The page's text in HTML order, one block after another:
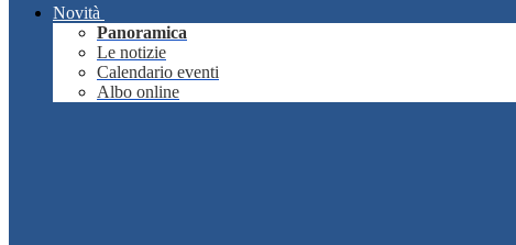
Novità
Panoramica
Le notizie
Calendario eventi
Albo online